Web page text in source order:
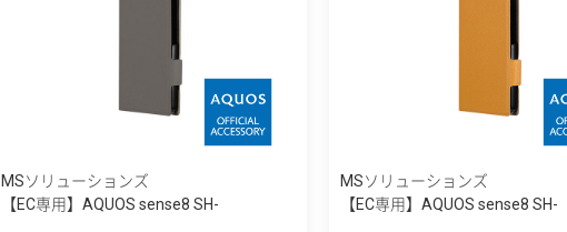
MSソリューションズ
【EC専用】AQUOS sense8 SH-
MSソリューションズ
【EC専用】AQUOS sense8 SH-